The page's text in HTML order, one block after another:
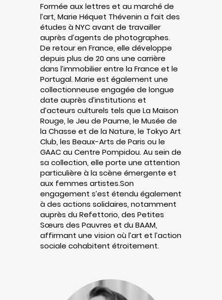
Formée aux lettres et au marché de
l’art, Marie Héquet Thévenin a fait des
études à NYC avant de travailler
auprès d’agents de photographes.
De retour en France, elle développe
depuis plus de 20 ans une carrière
dans l’immobilier entre la France et le
Portugal. Marie est également une
collectionneuse engagée de longue
date auprès d’institutions et
d’acteurs culturels tels que La Maison
Rouge, le Jeu de Paume, le Musée de
la Chasse et de la Nature, le Tokyo Art
Club, les Beaux-Arts de Paris ou le
GAAC au Centre Pompidou. Au sein de
sa collection, elle porte une attention
particulière à la scène émergente et
aux femmes artistes.Son
engagement s’est étendu également
à des actions solidaires, notamment
auprès du Refettorio, des Petites
Sœurs des Pauvres et du BAAM,
affirmant une vision où l’art et l’action
sociale cohabitent étroitement.